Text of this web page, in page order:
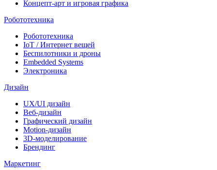
Концепт-арт и игровая графика
Робототехника
Робототехника
IoT / Интернет вещей
Беспилотники и дроны
Embedded Systems
Электроника
Дизайн
UX/UI дизайн
Веб-дизайн
Графический дизайн
Motion-дизайн
3D-моделирование
Брендинг
Маркетинг